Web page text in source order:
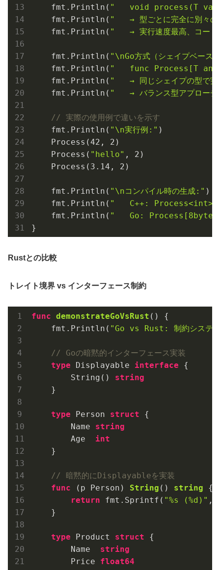
    fmt.Println(
"   void process(T
    fmt.Println(
"   → 型ごとに完全に別々の
    fmt.Println(
"   → 実行速度最高、コード
    fmt.Println(
"\nGo方式（シェイプベース
    fmt.Println(
"   func Process[T
    fmt.Println(
"   → 同じシェイプの型で実
    fmt.Println(
"   → バランス型アプロー
// 実際の使用例で違いを示す
    fmt.Println(
"\n実行例:" )
    Process(
42 , 2 )
    Process(
"hello" , 2 )
    Process(
3.14 , 2 )
    fmt.Println(
"\nコンパイル時の生成:" )
    fmt.Println(
"   C++: Process<int>,
    fmt.Println(
"   Go:
Rustとの比較
トレイト境界 vs インターフェース制約
func demonstrateGoVsRust ()
{
    fmt.Println(
"Go vs Rust: 制約システ
// Goの暗黙的インターフェース実装
type Displayable interface {
        String()
string
    }
type Person struct {
        Name
string
        Age
int
    }
// 暗黙的にDisplayableを実装
func
(p Person) String () string {
return fmt.Sprintf( "%s (%d)" ,
    }
type Product struct {
        Name
string
        Price
float64